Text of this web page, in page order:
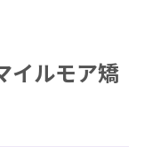
イルモア矯